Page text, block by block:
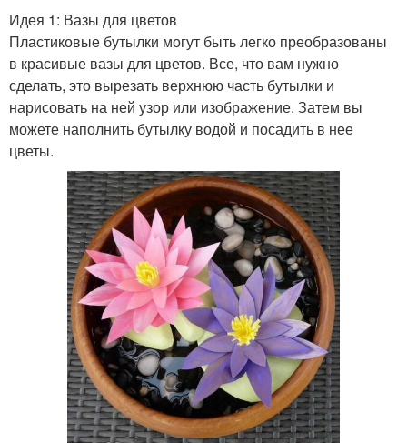
Идея 1: Вазы для цветов
Пластиковые бутылки могут быть легко преобразованы
в красивые вазы для цветов. Все, что вам нужно
сделать, это вырезать верхнюю часть бутылки и
нарисовать на ней узор или изображение. Затем вы
можете наполнить бутылку водой и посадить в нее
цветы.